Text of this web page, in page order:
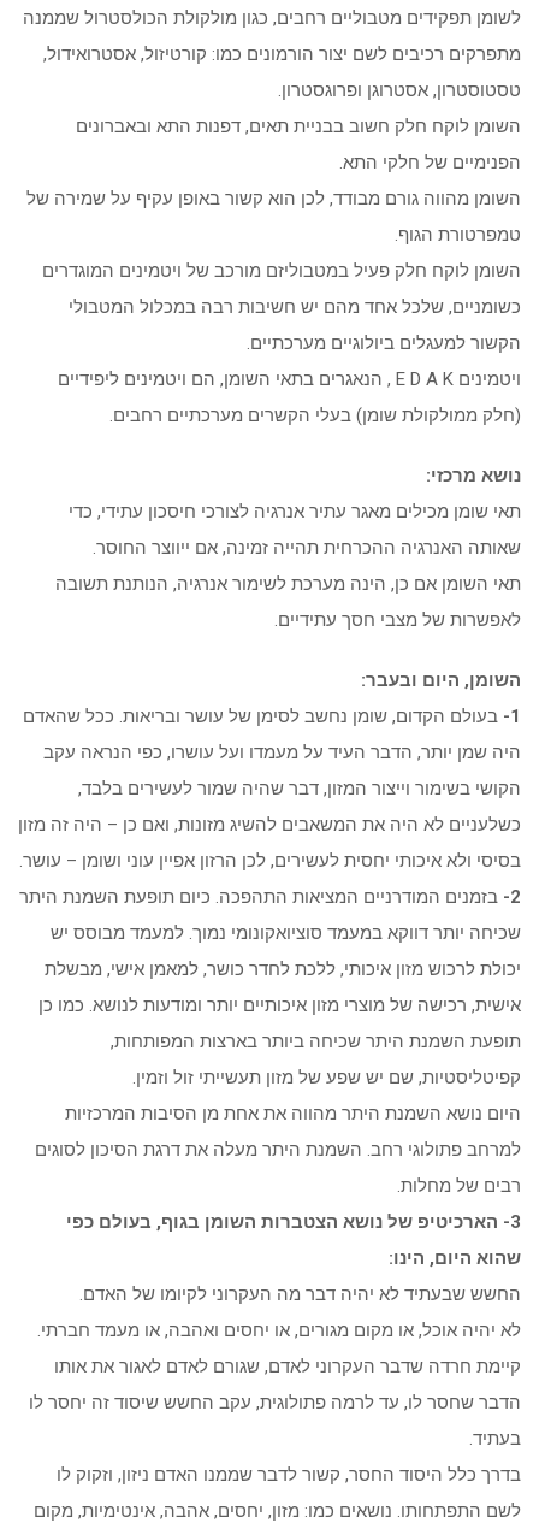
לשומן תפקידים מטבוליים רחבים, כגון מולקולת הכולסטרול שממנה
מתפרקים רכיבים לשם יצור הורמונים כמו: קורטיזול, אסטרואידול,
טסטוסטרון, אסטרוגן ופרוגסטרון.
השומן לוקח חלק חשוב בבניית תאים, דפנות התא ובאברונים
הפנימיים של חלקי התא.
השומן מהווה גורם מבודד, לכן הוא קשור באופן עקיף על שמירה של
טמפרטורת הגוף.
השומן לוקח חלק פעיל במטבוליזם מורכב של ויטמינים המוגדרים
כשומניים, שלכל אחד מהם יש חשיבות רבה במכלול המטבולי
הקשור למעגלים ביולוגיים מערכתיים.
ויטמינים E D A K , הנאגרים בתאי השומן, הם ויטמינים ליפידיים
(חלק ממולקולת שומן) בעלי הקשרים מערכתיים רחבים.
נושא מרכזי:
תאי שומן מכילים מאגר עתיר אנרגיה לצורכי חיסכון עתידי, כדי
שאותה האנרגיה ההכרחית תהייה זמינה, אם ייווצר החוסר.
תאי השומן אם כן, הינה מערכת לשימור אנרגיה, הנותנת תשובה
לאפשרות של מצבי חסך עתידיים.
השומן, היום ובעבר:
1-
בעולם הקדום, שומן נחשב לסימן של עושר ובריאות. ככל שהאדם
היה שמן יותר, הדבר העיד על מעמדו ועל עושרו, כפי הנראה עקב
הקושי בשימור וייצור המזון, דבר שהיה שמור לעשירים בלבד,
כשלעניים לא היה את המשאבים להשיג מזונות, ואם כן – היה זה מזון
בסיסי ולא איכותי יחסית לעשירים, לכן הרזון אפיין עוני ושומן – עושר.
2-
בזמנים המודרניים המציאות התהפכה. כיום תופעת השמנת היתר
שכיחה יותר דווקא במעמד סוציואקונומי נמוך. למעמד מבוסס יש
יכולת לרכוש מזון איכותי, ללכת לחדר כושר, למאמן אישי, מבשלת
אישית, רכישה של מוצרי מזון איכותיים יותר ומודעות לנושא. כמו כן
תופעת השמנת היתר שכיחה ביותר בארצות המפותחות,
קפיטליסטיות, שם יש שפע של מזון תעשייתי זול וזמין.
היום נושא השמנת היתר מהווה את אחת מן הסיבות המרכזיות
למרחב פתולוגי רחב. השמנת היתר מעלה את דרגת הסיכון לסוגים
רבים של מחלות.
3- הארכיטיפ של נושא הצטברות השומן בגוף, בעולם כפי
שהוא היום, הינו:
החשש שבעתיד לא יהיה דבר מה העקרוני לקיומו של האדם.
לא יהיה אוכל, או מקום מגורים, או יחסים ואהבה, או מעמד חברתי.
קיימת חרדה שדבר העקרוני לאדם, שגורם לאדם לאגור את אותו
הדבר שחסר לו, עד לרמה פתולוגית, עקב החשש שיסוד זה יחסר לו
בעתיד.
בדרך כלל היסוד החסר, קשור לדבר שממנו האדם ניזון, וזקוק לו
לשם התפתחותו. נושאים כמו: מזון, יחסים, אהבה, אינטימיות, מקום